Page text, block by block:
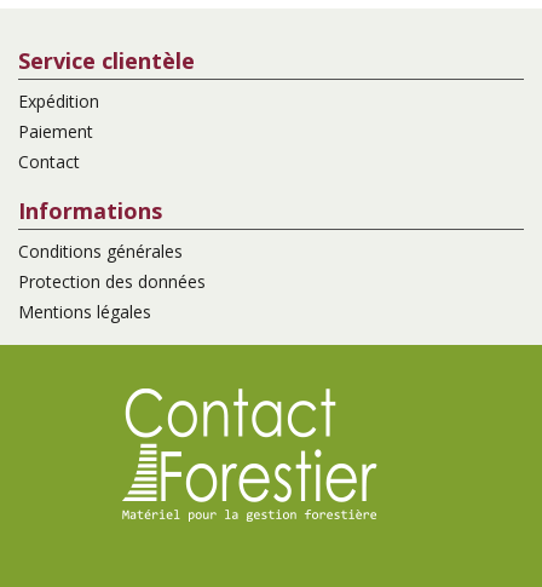
Service clientèle
Expédition
Paiement
Contact
Informations
Conditions générales
Protection des données
Mentions légales